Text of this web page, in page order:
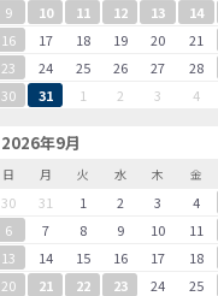
9
10 11 12 13 14
16
17 18 19 20 21
23
24 25 26 27 28
30
31 1 2 3 4
2026年9月
日 月 火 水 木 金
30 31 1 2 3 4
6
7 8 9 10 11
13
14 15 16 17 18
20
21 22 23 24 25